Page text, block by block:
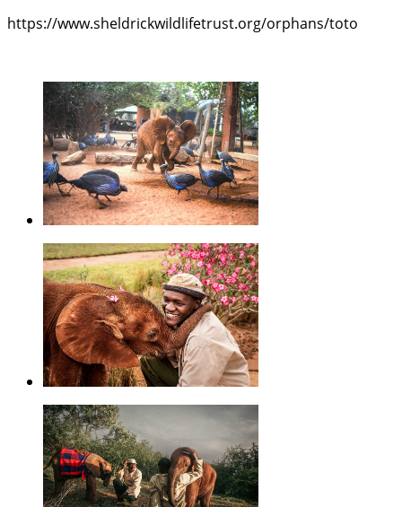
https://www.sheldrickwildlifetrust.org/orphans/toto